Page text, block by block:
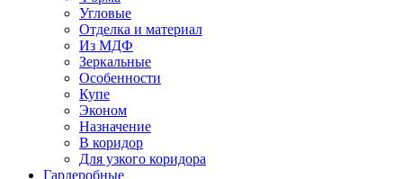
Угловые
Отделка и материал
Из МДФ
Зеркальные
Особенности
Купе
Эконом
Назначение
В коридор
Для узкого коридора
Гардеробные